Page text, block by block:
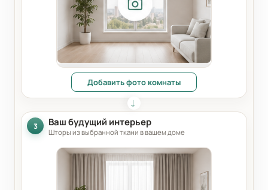
Добавить фото комнаты
3 Ваш будущий интерьер
Шторы из выбранной ткани в вашем доме